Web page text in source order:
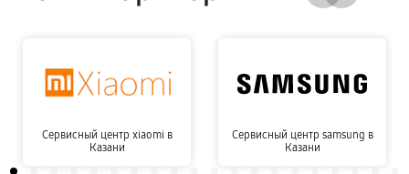
Сервисный центр xiaomi в
Казани
Сервисный центр samsung в
Казани